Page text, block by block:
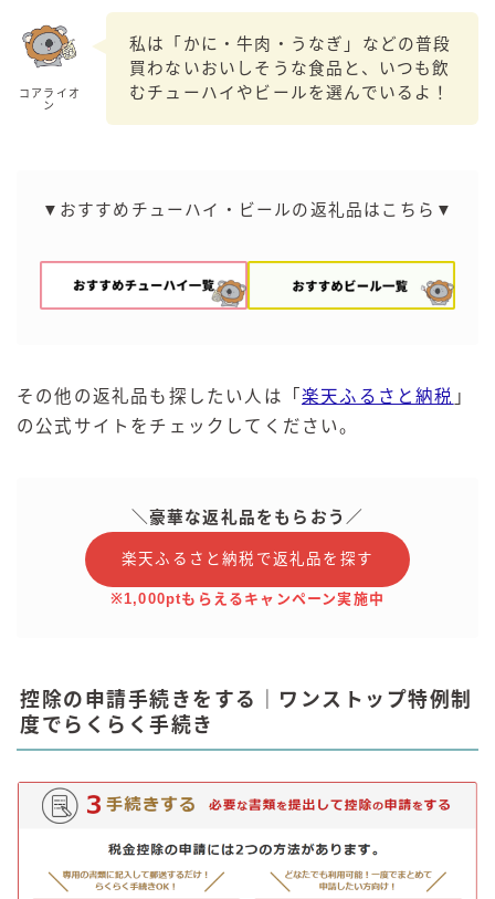
コアライオ
ン
私は「かに・牛肉・うなぎ」などの普段
買わないおいしそうな食品と、いつも飲
むチューハイやビールを選んでいるよ！
▼おすすめチューハイ・ビールの返礼品はこちら▼
その他の返礼品も探したい人は「 楽天ふるさと納税 」
の公式サイトをチェックしてください。
＼豪華な返礼品をもらおう／
楽天ふるさと納税で返礼品を探す
※1,000ptもらえるキャンペーン実施中
控除の申請手続きをする｜ワンストップ特例制
度でらくらく手続き